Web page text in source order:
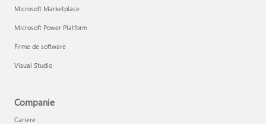
Microsoft Marketplace
Microsoft Power Platform
Firme de software
Visual Studio
Companie
Cariere